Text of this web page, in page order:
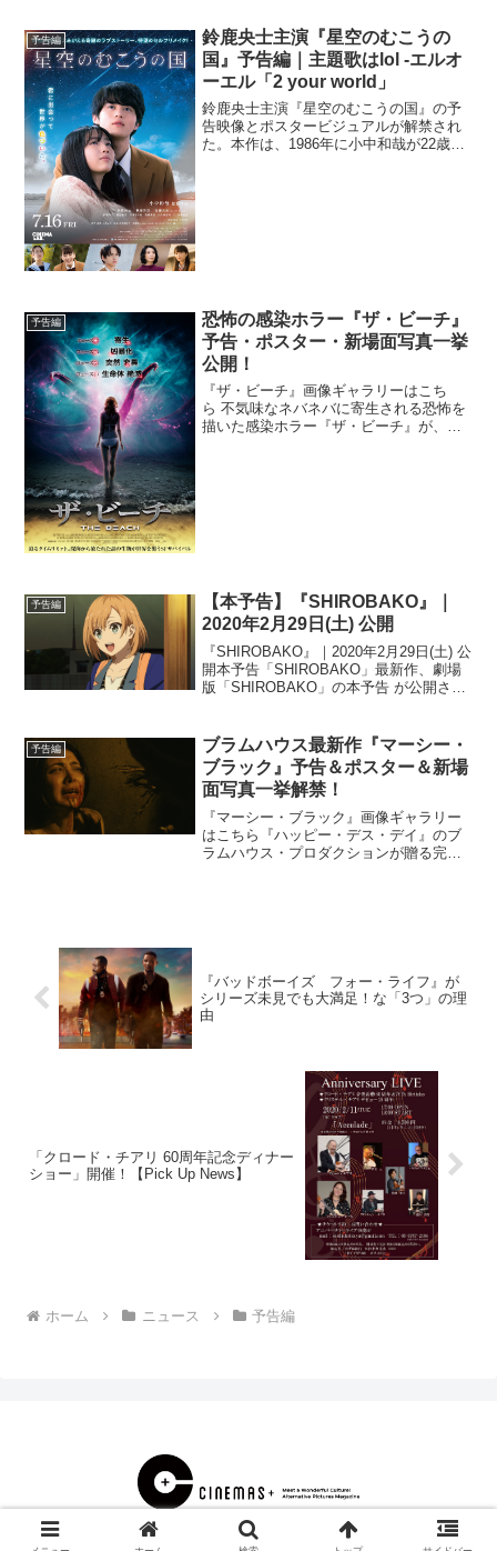
予告編
鈴鹿央士主演『星空のむこうの
国』予告編｜主題歌はlol -エルオ
ーエル「2 your world」
鈴鹿央士主演『星空のむこうの国』の予
告映像とポスタービジュアルが解禁され
た。本作は、1986年に小中和哉が22歳で
予告編
恐怖の感染ホラー『ザ・ビーチ』
予告・ポスター・新場面写真一挙
公開！
『ザ・ビーチ』画像ギャラリーはこち
ら 不気味なネバネバに寄生される恐怖を
描いた感染ホラー『ザ・ビーチ』が、
予告編
【本予告】『SHIROBAKO』｜
2020年2月29日(土) 公開
『SHIROBAKO』｜2020年2月29日(土) 公
開本予告「SHIROBAKO」最新作、劇場
版「SHIROBAKO」の本予告 が公開され
厳しい制作状況の中でも“...
予告編
ブラムハウス最新作『マーシー・
ブラック』予告＆ポスター＆新場
面写真一挙解禁！
『マーシー・ブラック』画像ギャラリー
はこちら『ハッピー・デス・デイ』のブ
ラムハウス・プロダクションが贈る完璧
『バッドボーイズ フォー・ライフ』が
シリーズ未見でも大満足！な「3つ」の理
由
「クロード・チアリ 60周年記念ディナー
ショー」開催！【Pick Up News】
ホーム ニュース 予告編
© 2000 CINEMAS＋.